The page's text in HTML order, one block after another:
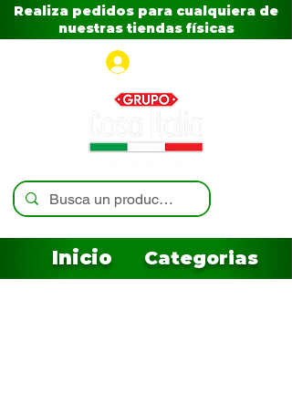
Realiza pedidos para cualquiera de
nuestras tiendas físicas
Inicio Categorias